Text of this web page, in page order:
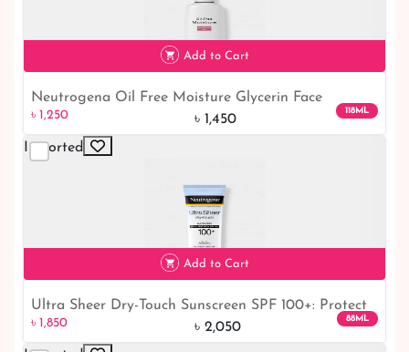
৳ 1,25014% off
Add to Cart
Neutrogena Oil Free Moisture Glycerin Face
Moisturizer & Neck Cream: Nourish and Hydrate
Your Skin
৳ 1,250 ৳ 1,450
118ML
Imported
Add to Cart
Ultra Sheer Dry-Touch Sunscreen SPF 100+: Protect
Your Skin with Broad Spectrum Coverage
৳ 1,850 ৳ 2,050
88ML